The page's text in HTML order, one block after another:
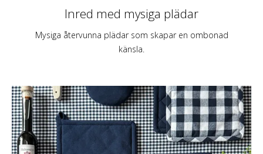
Inred med mysiga plädar
Mysiga återvunna plädar som skapar en ombonad
känsla.